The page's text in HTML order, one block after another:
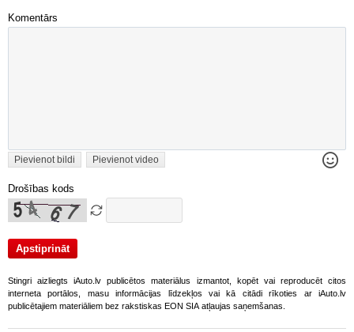
Komentārs
Pievienot bildi Pievienot video
Drošības kods
Stingri aizliegts iAuto.lv publicētos materiālus izmantot, kopēt vai reproducēt citos
interneta portālos, masu informācijas līdzekļos vai kā citādi rīkoties ar iAuto.lv
publicētajiem materiāliem bez rakstiskas EON SIA atļaujas saņemšanas.